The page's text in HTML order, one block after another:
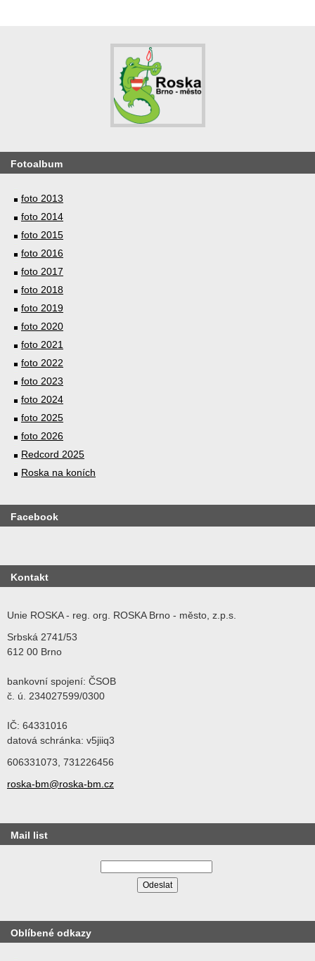
Fotoalbum
foto 2013
foto 2014
foto 2015
foto 2016
foto 2017
foto 2018
foto 2019
foto 2020
foto 2021
foto 2022
foto 2023
foto 2024
foto 2025
foto 2026
Redcord 2025
Roska na koních
Facebook
Kontakt
Unie ROSKA - reg. org. ROSKA Brno - město, z.p.s.
Srbská 2741/53
612 00 Brno
bankovní spojení: ČSOB
č. ú. 234027599/0300
IČ: 64331016
datová schránka: v5jiiq3
606331073, 731226456
roska-bm@roska-bm.cz
Mail list
Oblíbené odkazy